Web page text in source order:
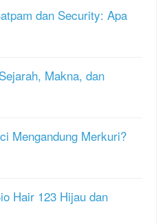
dan Security: Apa
Makna, dan
Mengandung Merkuri?
Hair 123 Hijau dan